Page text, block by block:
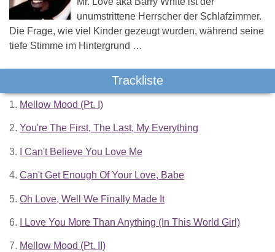
unumstrittene Herrscher der Schlafzimmer.
Die Frage, wie viel Kinder gezeugt wurden, während seine
tiefe Stimme im Hintergrund …
Trackliste
1. Mellow Mood (Pt. I)
2. You're The First, The Last, My Everything
3. I Can't Believe You Love Me
4. Can't Get Enough Of Your Love, Babe
5. Oh Love, Well We Finally Made It
6. I Love You More Than Anything (In This World Girl)
7. Mellow Mood (Pt. II)